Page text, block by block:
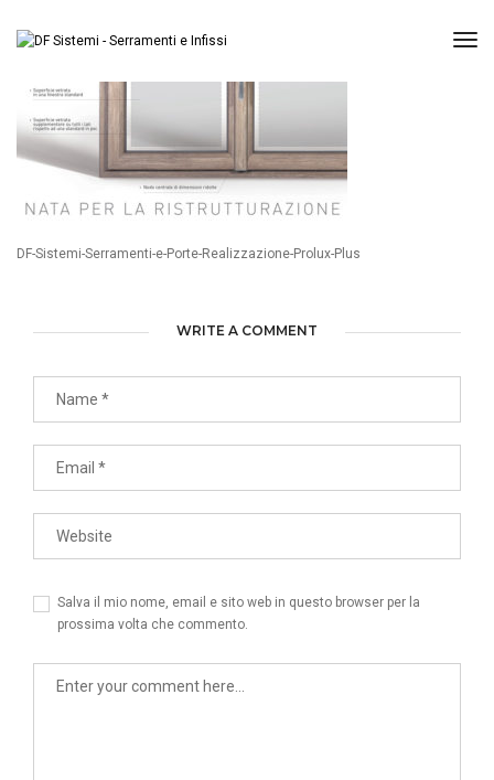
DF-Sistemi-Serramenti-e-Porte-Realizzazione-Prolux-Plus
WRITE A COMMENT
Salva il mio nome, email e sito web in questo browser per la
prossima volta che commento.